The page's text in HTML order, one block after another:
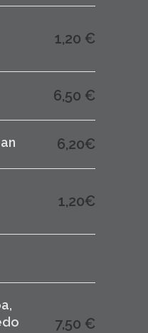
1,20 €
6,50 €
6,20€
1,20€
7,50 €